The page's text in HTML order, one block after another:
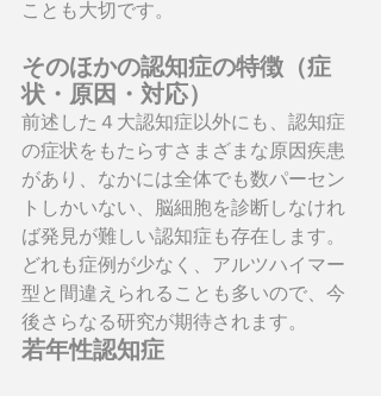
ことも大切です。
そのほかの認知症の特徴（症
状・原因・対応）
前述した４大認知症以外にも、認知症
の症状をもたらすさまざまな原因疾患
があり、なかには全体でも数パーセン
トしかいない、脳細胞を診断しなけれ
ば発見が難しい認知症も存在します。
どれも症例が少なく、アルツハイマー
型と間違えられることも多いので、今
後さらなる研究が期待されます。
若年性認知症